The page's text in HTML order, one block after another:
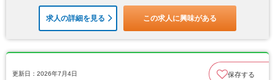
求人の詳細を見る この求人に興味がある
更新日：2026年7月4日 保存する